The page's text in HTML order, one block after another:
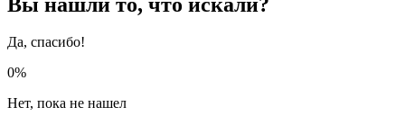
Да, спасибо!
0%
Нет, пока не нашел